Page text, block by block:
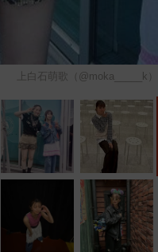
上白石萌歌（@moka_____k